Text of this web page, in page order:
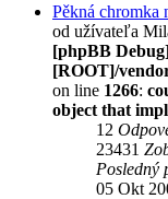
Pěkná chromka
od užívateľa
[phpBB
[ROOT]/
on line 1266:
object that
12
23431
Posledný
05 Okt